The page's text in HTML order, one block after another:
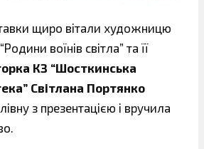
щиро вітали художницю
воїнів світла” та її
КЗ “Шосткинська
Світлана Портянко
з презентацією і вручила